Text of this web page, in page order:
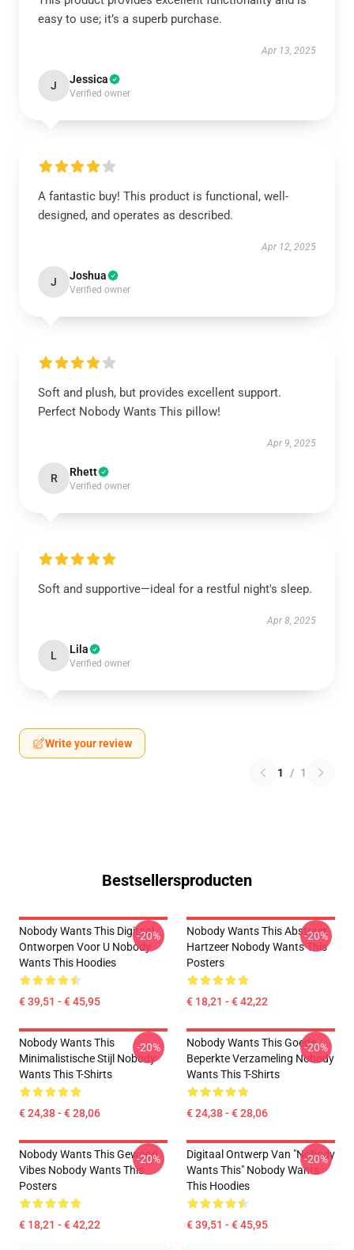
easy to use; it’s a superb purchase.
Apr 13, 2025
J Jessica
Verified owner
A fantastic buy! This product is functional, well-
designed, and operates as described.
Apr 12, 2025
J Joshua
Verified owner
Soft and plush, but provides excellent support.
Perfect Nobody Wants This pillow!
Apr 9, 2025
R Rhett
Verified owner
Soft and supportive—ideal for a restful night's sleep.
Apr 8, 2025
L Lila
Verified owner
Write your review
1 / 1
Bestsellersproducten
Nobody Wants This Digitaal
Ontworpen Voor U Nobody
Wants This Hoodies
€ 39,51 - € 45,95
-20%
Nobody Wants This Abstract
Hartzeer Nobody Wants This
Posters
€ 18,21 - € 42,22
-20%
Nobody Wants This
Minimalistische Stijl Nobody
Wants This T-Shirts
€ 24,38 - € 28,06
-20%
Nobody Wants This Goede
Beperkte Verzameling Nobody
Wants This T-Shirts
€ 24,38 - € 28,06
-20%
Nobody Wants This Gewoon
Vibes Nobody Wants This
Posters
€ 18,21 - € 42,22
-20%
Digitaal Ontwerp Van "Nobody
Wants This" Nobody Wants
This Hoodies
€ 39,51 - € 45,95
-20%